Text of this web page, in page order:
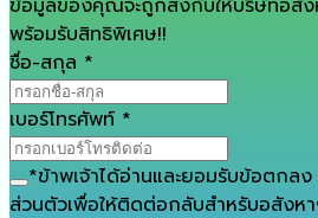
ข้อมูลของคุณจะถูกส่งกับให้บริษัทอสัง
พร้อมรับสิทธิพิเศษ!!
ชื่อ-สกุล *
เบอร์โทรศัพท์ *
*ข้าพเจ้าได้อ่านและยอมรับข้อตกลง
ส่วนตัวเพื่อให้ติดต่อกลับสำหรับอสังห